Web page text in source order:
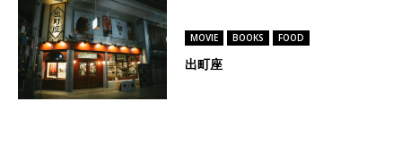
MOVIE BOOKS FOOD
出町座